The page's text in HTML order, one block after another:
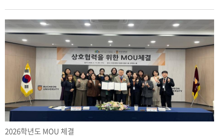
2026학년도 MOU 체결